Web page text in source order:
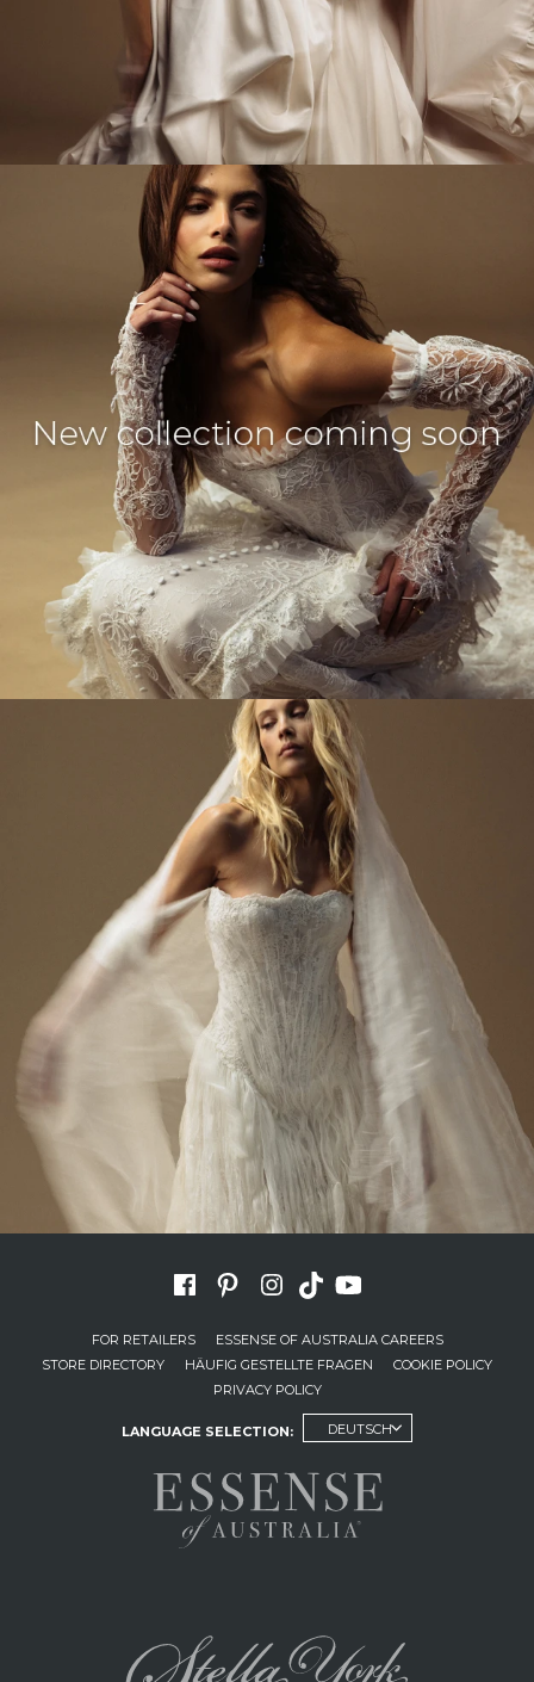
FOR RETAILERS
ESSENSE OF AUSTRALIA CAREERS
STORE DIRECTORY
HÄUFIG GESTELLTE FRAGEN
COOKIE POLICY
PRIVACY POLICY
LANGUAGE SELECTION: DEUTSCH